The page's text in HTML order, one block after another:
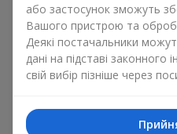
Букет з орхідей
даруютькоханим жінками,
подрузі,
колезі або бізнес-
купити недорого, а тому
подарунок стає ще більше.
особливої події: річниць,
навіть
.
або застосунок зможуть
Вашого пристрою та
Деякі постачальники
дані на підставі
свій вибір пізніше через